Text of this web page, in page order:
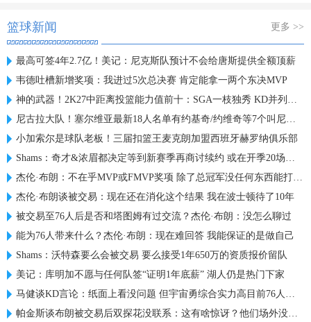
篮球新闻 更多 >>
最高可签4年2.7亿！美记：尼克斯队预计不会给唐斯提供全额顶薪
韦德吐槽新增奖项：我进过5次总决赛 肯定能拿一两个东决MVP
神的武器！2K27中距离投篮能力值前十：SGA一枝独秀 KD并列第三
尼古拉大队！塞尔维亚最新18人名单有约基奇/约维奇等7个叫尼古拉
小加索尔是球队老板！三届扣篮王麦克朗加盟西班牙赫罗纳俱乐部
Shams：奇才&浓眉都决定等到新赛季再商讨续约 或在开季20场左右
杰伦·布朗：不在乎MVP或FMVP奖项 除了总冠军没任何东西能打动我
杰伦·布朗谈被交易：现在还在消化这个结果 我在波士顿待了10年
被交易至76人后是否和塔图姆有过交流？杰伦·布朗：没怎么聊过
能为76人带来什么？杰伦·布朗：现在难回答 我能保证的是做自己
Shams：沃特森要么会被交易 要么接受1年650万的资质报价留队
美记：库明加不愿与任何队签“证明1年底薪” 湖人仍是热门下家
马健谈KD言论：纸面上看没问题 但宇宙勇综合实力高目前76人一档
帕金斯谈布朗被交易后双探花没联系：这有啥惊讶？他们场外没私交